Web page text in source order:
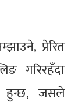
प्रेरित
गरिरहँदा
हुन्छ, जसले